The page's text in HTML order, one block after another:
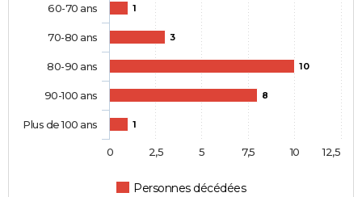
1
3
10
8
1
Personnes décédées
60-70 ans
70-80 ans
80-90 ans
90-100 ans
Plus de 100 ans
0 10
2,5 5 7,5 12,5